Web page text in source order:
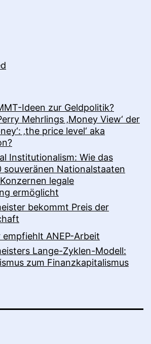
Ideen zur Geldpolitik?
Mehrlings ‚Money View‘ der
‚the price level‘ aka
Institutionalism: Wie das
souveränen Nationalstaaten
legale
ermöglicht
bekommt Preis der
ANEP-Arbeit
Lange-Zyklen-Modell:
zum Finanzkapitalismus